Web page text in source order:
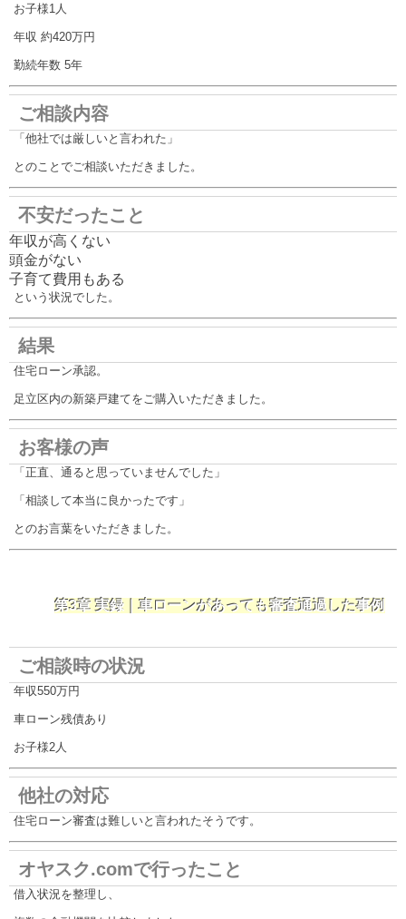
お子様1人
年収 約420万円
勤続年数 5年
ご相談内容
「他社では厳しいと言われた」
とのことでご相談いただきました。
不安だったこと
年収が高くない
頭金がない
子育て費用もある
という状況でした。
結果
住宅ローン承認。
足立区内の新築戸建てをご購入いただきました。
お客様の声
「正直、通ると思っていませんでした」
「相談して本当に良かったです」
とのお言葉をいただきました。
第3章 実録｜車ローンがあっても審査通過した事例
ご相談時の状況
年収550万円
車ローン残債あり
お子様2人
他社の対応
住宅ローン審査は難しいと言われたそうです。
オヤスク.comで行ったこと
借入状況を整理し、